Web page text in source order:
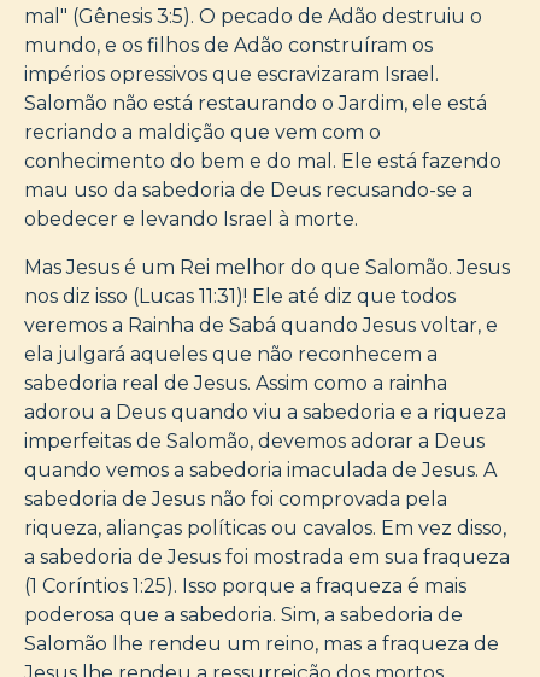
mal" (Gênesis 3:5). O pecado de Adão destruiu o
mundo, e os filhos de Adão construíram os
impérios opressivos que escravizaram Israel.
Salomão não está restaurando o Jardim, ele está
recriando a maldição que vem com o
conhecimento do bem e do mal. Ele está fazendo
mau uso da sabedoria de Deus recusando-se a
obedecer e levando Israel à morte.
Mas Jesus é um Rei melhor do que Salomão. Jesus
nos diz isso (Lucas 11:31)! Ele até diz que todos
veremos a Rainha de Sabá quando Jesus voltar, e
ela julgará aqueles que não reconhecem a
sabedoria real de Jesus. Assim como a rainha
adorou a Deus quando viu a sabedoria e a riqueza
imperfeitas de Salomão, devemos adorar a Deus
quando vemos a sabedoria imaculada de Jesus. A
sabedoria de Jesus não foi comprovada pela
riqueza, alianças políticas ou cavalos. Em vez disso,
a sabedoria de Jesus foi mostrada em sua fraqueza
(1 Coríntios 1:25). Isso porque a fraqueza é mais
poderosa que a sabedoria. Sim, a sabedoria de
Salomão lhe rendeu um reino, mas a fraqueza de